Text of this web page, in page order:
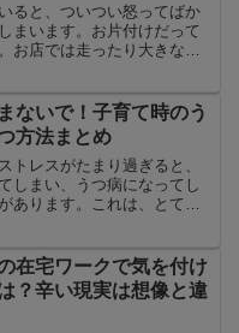
ると、ついつい怒ってばか
まいます。お片付けだって
お店では走ったり大きな声
ことをして怪我をしないよ
ゃ。そう思っ...
ないで！子育て時のう
方法まとめ
トレスがたまり過ぎると、
しまい、うつ病になってし
あります。これは、とても
可能性があります。気を付
ませんね。打...
在宅ワークで気を付け
？辛い現実は想像と違